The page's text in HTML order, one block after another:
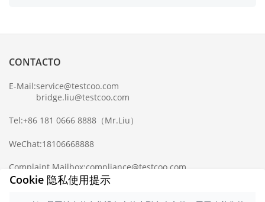
CONTACTO
E-Mail:service@testcoo.com
bridge.liu@testcoo.com
Tel:+86 181 0666 8888 （Mr.Liu）
WeChat:18106668888
Complaint Mailbox:compliance@testcoo.com
Sample.
Cookie 隐私使用提示